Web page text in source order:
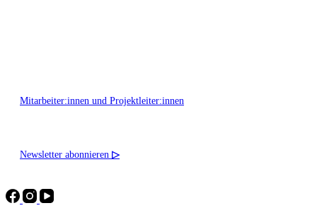
Mitarbeiter:innen und Projektleiter:innen
Newsletter abonnieren ▷